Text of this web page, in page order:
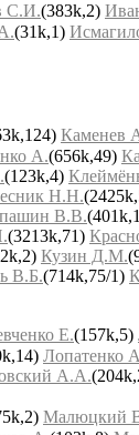
С.И.(383k,2)
(31k,1)
Каменев
А.(656k,49)
(123k,4)
Н.Н.
В.В.
(3213k,71)
Кузин Д.М.
В.Б.(714k,75/1)
Е.(157k,5)
Лопатенко
А.А.
Малюцкий